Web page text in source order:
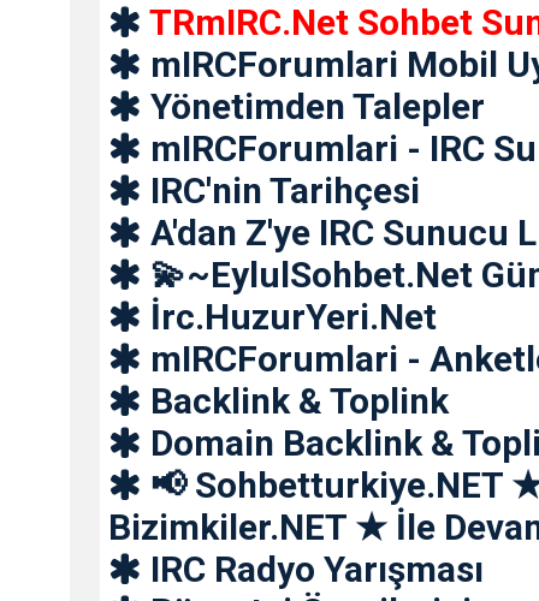
TRmIRC.Net Sohbet
mIRCForumlari Mobil
Yönetimden Talepler
mIRCForumlari - IRC
IRC'nin Tarihçesi
A'dan Z'ye IRC Sunucu
💫~EylulSohbet.Net
İrc.HuzurYeri.Net
mIRCForumlari -
Backlink & Toplink
Domain Backlink &
📢 Sohbetturkiye.NET
Bizimkiler.NET ★ İle
IRC Radyo Yarışması